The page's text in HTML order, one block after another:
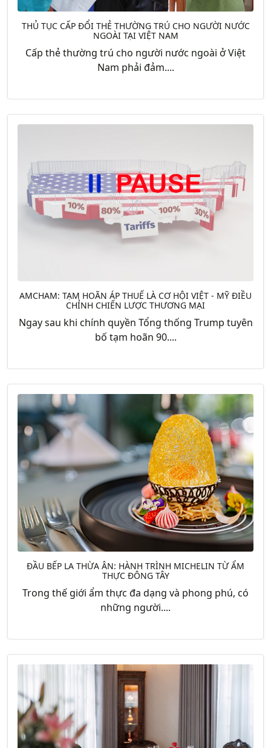
THỦ TỤC CẤP ĐỔI THẺ THƯỜNG TRÚ CHO NGƯỜI NƯỚC
NGOÀI TẠI VIỆT NAM
Cấp thẻ thường trú cho người nước ngoài ở Việt
Nam phải đảm....
AMCHAM: TẠM HOÃN ÁP THUẾ LÀ CƠ HỘI VIỆT - MỸ ĐIỀU
CHỈNH CHIẾN LƯỢC THƯƠNG MẠI
Ngay sau khi chính quyền Tổng thống Trump tuyên
bố tạm hoãn 90....
ĐẦU BẾP LA THỪA ÂN: HÀNH TRÌNH MICHELIN TỪ ẨM
THỰC ĐÔNG TÂY
Trong thế giới ẩm thực đa dạng và phong phú, có
những người....